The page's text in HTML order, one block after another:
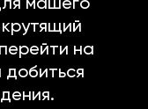
машего
на